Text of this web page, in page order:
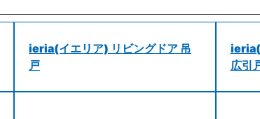
ieria(イエリア) リビングドア 吊
戸
ieria(
広引